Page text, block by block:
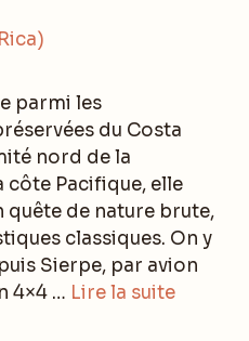
parmi les
du Costa
nord de la
côte Pacifique, elle
quête de nature brute,
classiques. On y
Sierpe, par avion
4×4 … Lire la suite